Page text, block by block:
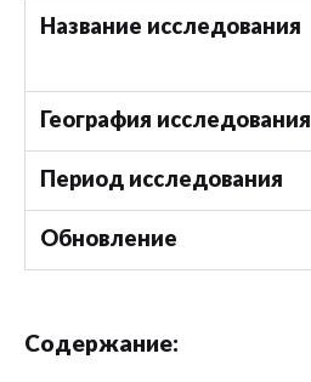
Название исследования
География исследования
Период исследования
Обновление
Содержание: